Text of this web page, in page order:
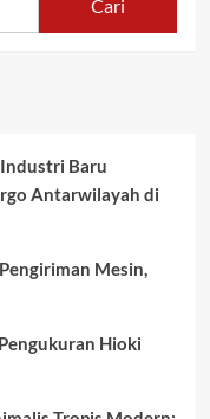
Cari
Baru
Antarwilayah di
Mesin,
Hioki